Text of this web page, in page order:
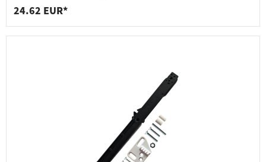
24.62 EUR*